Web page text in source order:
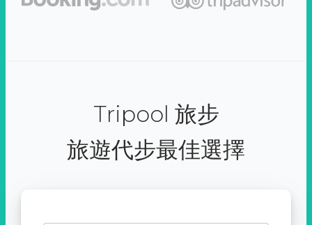
Tripool 旅步
旅遊代步最佳選擇